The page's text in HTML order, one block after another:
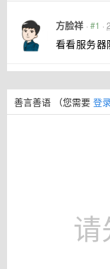
方脸祥 · #1 ·
看看服务器
善言善语 （您需要 登